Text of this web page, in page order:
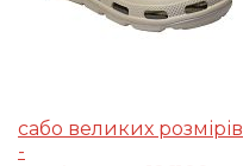
сабо великих розмірів
-